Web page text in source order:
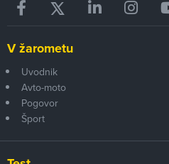
V žarometu
Uvodnik
Avto-moto
Pogovor
Šport